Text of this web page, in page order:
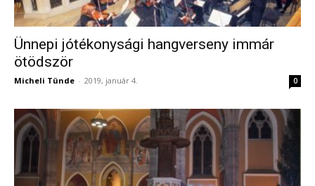
Ünnepi jótékonysági hangverseny immár
ötödször
Micheli Tünde - 2019, január 4. 0